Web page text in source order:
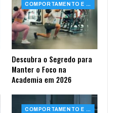
COMPORTAMENTO E SAÚDE
Descubra o Segredo para
Manter o Foco na
Academia em 2026
COMPORTAMENTO E SAÚDE